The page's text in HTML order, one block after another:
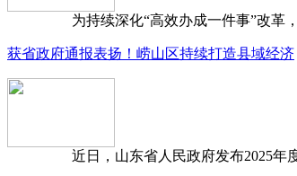
为持续深化“高效办成一件事”改革，
获省政府通报表扬！崂山区持续打造县域经济
近日，山东省人民政府发布2025年